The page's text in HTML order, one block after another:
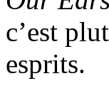
c’est
esprits.